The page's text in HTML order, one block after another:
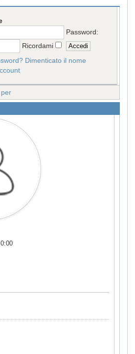
Password:
Ricordami
Dimenticato il nome